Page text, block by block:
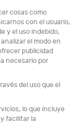
cosas como
con el usuario,
y el uso indebido,
el modo en
publicidad
necesario por
del uso que el
lo que incluye
facilitar la